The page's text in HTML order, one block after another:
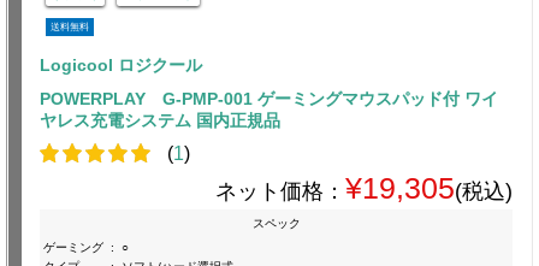
送料無料
Logicool ロジクール
POWERPLAY G-PMP-001 ゲーミングマウスパッド付 ワイ
ヤレス充電システム 国内正規品
(1)
ネット価格： ¥19,305(税込)
スペック
ゲーミング :
○